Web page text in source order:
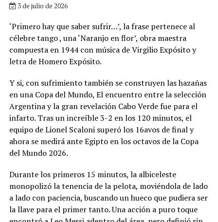
3 de julio de 2026
‘Primero hay que saber sufrir…’, la frase pertenece al
célebre tango , una ‘Naranjo en flor’, obra maestra
compuesta en 1944 con música de Virgilio Expósito y
letra de Homero Expósito.
Y si, con sufrimiento también se construyen las hazañas
en una Copa del Mundo, El encuentro entre la selección
Argentina y la gran revelación Cabo Verde fue para el
infarto. Tras un increíble 3-2 en los 120 minutos, el
equipo de Lionel Scaloni superó los 16avos de final y
ahora se medirá ante Egipto en los octavos de la Copa
del Mundo 2026.
Durante los primeros 15 minutos, la albiceleste
monopolizó la tenencia de la pelota, moviéndola de lado
a lado con paciencia, buscando un hueco que pudiera ser
la llave para el primer tanto. Una acción a puro toque